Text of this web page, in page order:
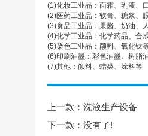
(1)化妆工业品：面霜、乳液、
(2)医药工业品：软膏、糖浆、
(3)食品工业品：果酱、奶油、
(4)化学工业品：化学药品、合
(5)染色工业品：颜料、氧化钛
(6)印刷油墨：彩色油墨、树脂
(7)其他：颜料、蜡类、涂料等
上一款： 洗液生产设备
下一款：没有了!